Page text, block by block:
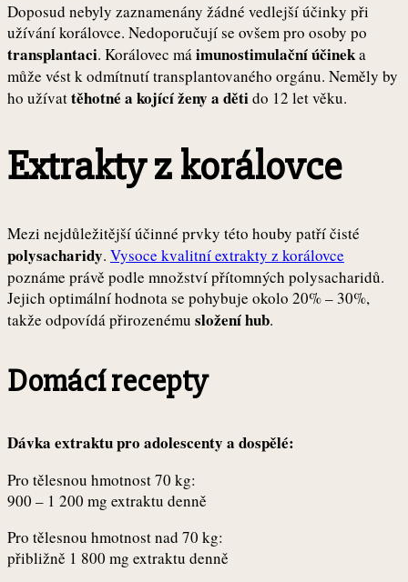
Doposud nebyly zaznamenány žádné vedlejší účinky při
užívání korálovce. Nedoporučují se ovšem pro osoby po
transplantaci. Korálovec máimunostimulační účineka
může vést k odmítnutí transplantovaného orgánu. Neměly by
ho užívattěhotné a kojící ženy a dětido 12 let věku.
Extrakty z korálovce
Mezi nejdůležitější účinné prvky této houby patří čisté
polysacharidy. Vysoce kvalitní extrakty z korálovce
poznáme právě podle množství přítomných polysacharidů.
Jejich optimální hodnota se pohybuje okolo 20% – 30%,
takže odpovídá přirozenému složení hub.
Domácí recepty
Dávka extraktu pro adolescenty a dospělé:
Pro tělesnou hmotnost 70 kg:
900 – 1 200 mg extraktu denně
Pro tělesnou hmotnost nad 70 kg:
přibližně 1 800 mg extraktu denně